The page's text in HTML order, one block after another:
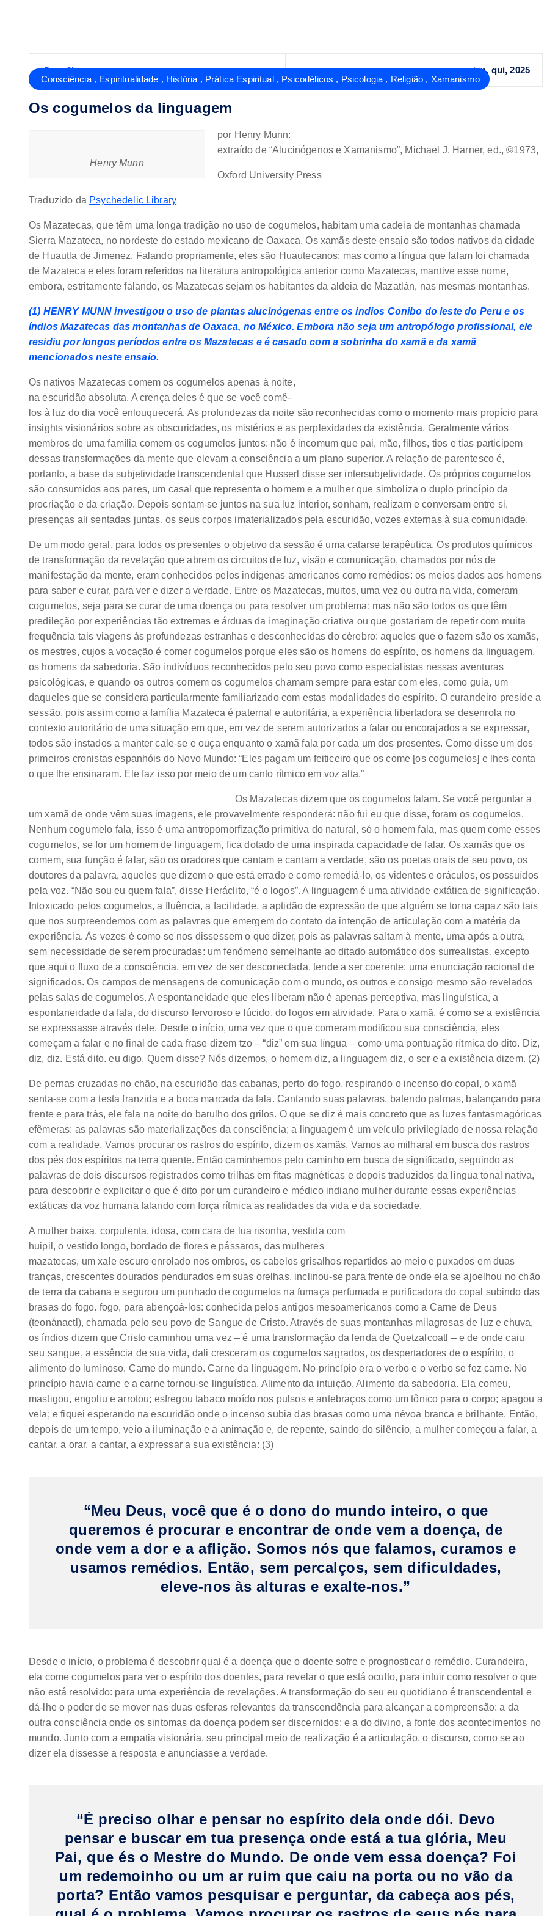
Dany3l
jan, qui, 2025
Consciência, Espiritualidade , História , Prática Espiritual, Psicodélicos , Psicologia , Religião , Xamanismo
Os cogumelos da linguagem
Henry Munn
por Henry Munn:
extraído de “Alucinógenos e Xamanismo”, Michael J. Harner, ed., ©1973,
Oxford University Press
Traduzido da Psychedelic Library
Os Mazatecas, que têm uma longa tradição no uso de cogumelos, habitam uma cadeia de montanhas chamada
Sierra Mazateca, no nordeste do estado mexicano de Oaxaca. Os xamãs deste ensaio são todos nativos da cidade
de Huautla de Jimenez. Falando propriamente, eles são Huautecanos; mas como a língua que falam foi chamada
de Mazateca e eles foram referidos na literatura antropológica anterior como Mazatecas, mantive esse nome,
embora, estritamente falando, os Mazatecas sejam os habitantes da aldeia de Mazatlán, nas mesmas montanhas.
(1) HENRY MUNN investigou o uso de plantas alucinógenas entre os índios Conibo do leste do Peru e os
índios Mazatecas das montanhas de Oaxaca, no México. Embora não seja um antropólogo profissional, ele
residiu por longos períodos entre os Mazatecas e é casado com a sobrinha do xamã e da xamã
mencionados neste ensaio.
Os nativos Mazatecas comem os cogumelos apenas à noite,
na escuridão absoluta. A crença deles é que se você comê-
los à luz do dia você enlouquecerá. As profundezas da noite são reconhecidas como o momento mais propício para
insights visionários sobre as obscuridades, os mistérios e as perplexidades da existência. Geralmente vários
membros de uma família comem os cogumelos juntos: não é incomum que pai, mãe, filhos, tios e tias participem
dessas transformações da mente que elevam a consciência a um plano superior. A relação de parentesco é,
portanto, a base da subjetividade transcendental que Husserl disse ser intersubjetividade. Os próprios cogumelos
são consumidos aos pares, um casal que representa o homem e a mulher que simboliza o duplo princípio da
procriação e da criação. Depois sentam-se juntos na sua luz interior, sonham, realizam e conversam entre si,
presenças ali sentadas juntas, os seus corpos imaterializados pela escuridão, vozes externas à sua comunidade.
De um modo geral, para todos os presentes o objetivo da sessão é uma catarse terapêutica. Os produtos químicos
de transformação da revelação que abrem os circuitos de luz, visão e comunicação, chamados por nós de
manifestação da mente, eram conhecidos pelos indígenas americanos como remédios: os meios dados aos homens
para saber e curar, para ver e dizer a verdade. Entre os Mazatecas, muitos, uma vez ou outra na vida, comeram
cogumelos, seja para se curar de uma doença ou para resolver um problema; mas não são todos os que têm
predileção por experiências tão extremas e árduas da imaginação criativa ou que gostariam de repetir com muita
frequência tais viagens às profundezas estranhas e desconhecidas do cérebro: aqueles que o fazem são os xamãs,
os mestres, cujos a vocação é comer cogumelos porque eles são os homens do espírito, os homens da linguagem,
os homens da sabedoria. São indivíduos reconhecidos pelo seu povo como especialistas nessas aventuras
psicológicas, e quando os outros comem os cogumelos chamam sempre para estar com eles, como guia, um
daqueles que se considera particularmente familiarizado com estas modalidades do espírito. O curandeiro preside a
sessão, pois assim como a família Mazateca é paternal e autoritária, a experiência libertadora se desenrola no
contexto autoritário de uma situação em que, em vez de serem autorizados a falar ou encorajados a se expressar,
todos são instados a manter cale-se e ouça enquanto o xamã fala por cada um dos presentes. Como disse um dos
primeiros cronistas espanhóis do Novo Mundo:“Eles pagam um feiticeiro que os come [os cogumelos] e lhes conta
o que lhe ensinaram. Ele faz isso por meio de um canto rítmico em voz alta.”
Os Mazatecas dizem que os cogumelos falam. Se você perguntar a
um xamã de onde vêm suas imagens, ele provavelmente responderá: não fui eu que disse, foram os cogumelos.
Nenhum cogumelo fala, isso é uma antropomorfização primitiva do natural, só o homem fala, mas quem come esses
cogumelos, se for um homem de linguagem, fica dotado de uma inspirada capacidade de falar. Os xamãs que os
comem, sua função é falar, são os oradores que cantam e cantam a verdade, são os poetas orais de seu povo, os
doutores da palavra, aqueles que dizem o que está errado e como remediá-lo, os videntes e oráculos, os possuídos
pela voz. “Não sou eu quem fala”, disse Heráclito, “é o logos”. A linguagem é uma atividade extática de significação.
Intoxicado pelos cogumelos, a fluência, a facilidade, a aptidão de expressão de que alguém se torna capaz são tais
que nos surpreendemos com as palavras que emergem do contato da intenção de articulação com a matéria da
experiência. Às vezes é como se nos dissessem o que dizer, pois as palavras saltam à mente, uma após a outra,
sem necessidade de serem procuradas: um fenómeno semelhante ao ditado automático dos surrealistas, excepto
que aqui o fluxo de a consciência, em vez de ser desconectada, tende a ser coerente: uma enunciação racional de
significados. Os campos de mensagens de comunicação com o mundo, os outros e consigo mesmo são revelados
pelas salas de cogumelos. A espontaneidade que eles liberam não é apenas perceptiva, mas linguística, a
espontaneidade da fala, do discurso fervoroso e lúcido, do logos em atividade. Para o xamã, é como se a existência
se expressasse através dele. Desde o início, uma vez que o que comeram modificou sua consciência, eles
começam a falar e no final de cada frase dizem tzo – “diz” em sua língua – como uma pontuação rítmica do dito. Diz,
diz, diz. Está dito. eu digo. Quem disse? Nós dizemos, o homem diz, a linguagem diz, o ser e a existência dizem. (2)
De pernas cruzadas no chão, na escuridão das cabanas, perto do fogo, respirando o incenso do copal, o xamã
senta-se com a testa franzida e a boca marcada da fala. Cantando suas palavras, batendo palmas, balançando para
frente e para trás, ele fala na noite do barulho dos grilos. O que se diz é mais concreto que as luzes fantasmagóricas
efêmeras: as palavras são materializações da consciência; a linguagem é um veículo privilegiado de nossa relação
com a realidade. Vamos procurar os rastros do espírito, dizem os xamãs. Vamos ao milharal em busca dos rastros
dos pés dos espíritos na terra quente. Então caminhemos pelo caminho em busca de significado, seguindo as
palavras de dois discursos registrados como trilhas em fitas magnéticas e depois traduzidos da língua tonal nativa,
para descobrir e explicitar o que é dito por um curandeiro e médico indiano mulher durante essas experiências
extáticas da voz humana falando com força rítmica as realidades da vida e da sociedade.
A mulher baixa, corpulenta, idosa, com cara de lua risonha, vestida com
huipil, o vestido longo, bordado de flores e pássaros, das mulheres
mazatecas, um xale escuro enrolado nos ombros, os cabelos grisalhos repartidos ao meio e puxados em duas
tranças, crescentes dourados pendurados em suas orelhas, inclinou-se para frente de onde ela se ajoelhou no chão
de terra da cabana e segurou um punhado de cogumelos na fumaça perfumada e purificadora do copal subindo das
brasas do fogo. fogo, para abençoá-los: conhecida pelos antigos mesoamericanos como a Carne de Deus
(teonánactl), chamada pelo seu povo de Sangue de Cristo. Através de suas montanhas milagrosas de luz e chuva,
os índios dizem que Cristo caminhou uma vez – é uma transformação da lenda de Quetzalcoatl – e de onde caiu
seu sangue, a essência de sua vida, dali cresceram os cogumelos sagrados, os despertadores de o espírito, o
alimento do luminoso. Carne do mundo. Carne da linguagem. No princípio era o verbo e o verbo se fez carne. No
princípio havia carne e a carne tornou-se linguística. Alimento da intuição. Alimento da sabedoria. Ela comeu,
mastigou, engoliu e arrotou; esfregou tabaco moído nos pulsos e antebraços como um tônico para o corpo; apagou a
vela; e fiquei esperando na escuridão onde o incenso subia das brasas como uma névoa branca e brilhante. Então,
depois de um tempo, veio a iluminação e a animação e, de repente, saindo do silêncio, a mulher começou a falar, a
cantar, a orar, a cantar, a expressar a sua existência: (3)
“Meu Deus, você que é o dono do mundo inteiro, o que
queremos é procurar e encontrar de onde vem a doença, de
onde vem a dor e a aflição. Somos nós que falamos, curamos e
usamos remédios. Então, sem percalços, sem dificuldades,
eleve-nos às alturas e exalte-nos.”
Desde o início, o problema é descobrir qual é a doença que o doente sofre e prognosticar o remédio. Curandeira,
ela come cogumelos para ver o espírito dos doentes, para revelar o que está oculto, para intuir como resolver o que
não está resolvido: para uma experiência de revelações. A transformação do seu eu quotidiano é transcendental e
dá-lhe o poder de se mover nas duas esferas relevantes da transcendência para alcançar a compreensão: a da
outra consciência onde os sintomas da doença podem ser discernidos; e a do divino, a fonte dos acontecimentos no
mundo. Junto com a empatia visionária, seu principal meio de realização é a articulação, o discurso, como se ao
dizer ela dissesse a resposta e anunciasse a verdade.
“É preciso olhar e pensar no espírito dela onde dói. Devo
pensar e buscar em tua presença onde está a tua glória, Meu
Pai, que és o Mestre do Mundo. De onde vem essa doença? Foi
um redemoinho ou um ar ruim que caiu na porta ou no vão da
porta? Então vamos pesquisar e perguntar, da cabeça aos pés,